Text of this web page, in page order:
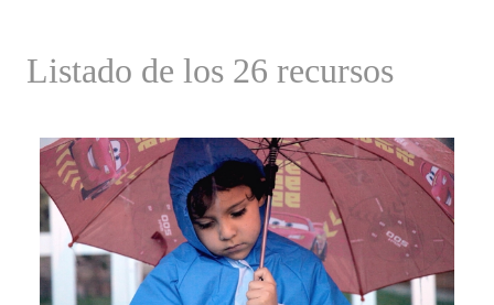
Listado de los 26 recursos